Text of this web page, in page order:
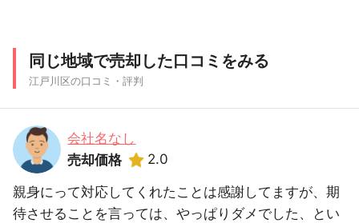
同じ地域で売却した口コミをみる
江戸川区の口コミ・評判
会社名なし
売却価格
2.0
親身にって対応してくれたことは感謝してますが、期
待させることを言っては、やっぱりダメでした、とい